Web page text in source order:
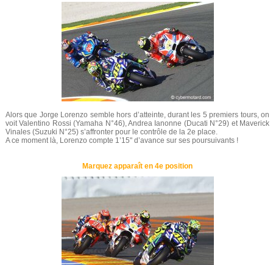
Alors que Jorge Lorenzo semble hors d’atteinte, durant les 5 premiers tours, on
voit Valentino Rossi (Yamaha N°46), Andrea Ianonne (Ducati N°29) et Maverick
Vinales (Suzuki N°25) s’affronter pour le contrôle de la 2e place.
A ce moment là, Lorenzo compte 1’15" d’avance sur ses poursuivants !
Marquez apparaît en 4e position